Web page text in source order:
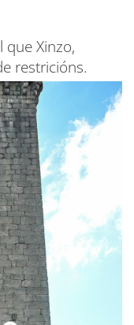
que Xinzo,
restricións.